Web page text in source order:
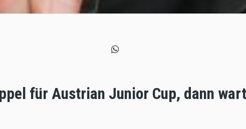
für Austrian Junior Cup, dann